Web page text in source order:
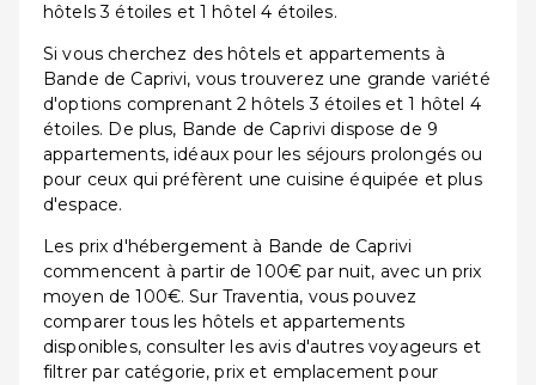
hôtels 3 étoiles et 1 hôtel 4 étoiles.
Si vous cherchez des hôtels et appartements à
Bande de Caprivi, vous trouverez une grande variété
d'options comprenant 2 hôtels 3 étoiles et 1 hôtel 4
étoiles. De plus, Bande de Caprivi dispose de 9
appartements, idéaux pour les séjours prolongés ou
pour ceux qui préfèrent une cuisine équipée et plus
d'espace.
Les prix d'hébergement à Bande de Caprivi
commencent à partir de 100€ par nuit, avec un prix
moyen de 100€. Sur Traventia, vous pouvez
comparer tous les hôtels et appartements
disponibles, consulter les avis d'autres voyageurs et
filtrer par catégorie, prix et emplacement pour